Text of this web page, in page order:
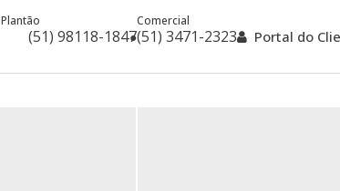
(51) 98118-1847
Plantão
(51) 3471-2323
Comercial
Portal do